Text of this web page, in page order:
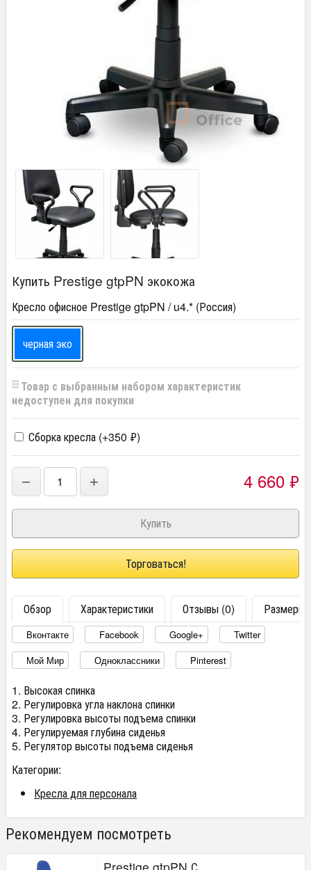
Купить Prestige gtpPN экокожа
Кресло офисное Prestige gtpPN / u4.* (Россия)
черная эко
Товар с выбранным набором характеристик
недоступен для покупки
Сборка кресла (+350 ₽)
− + 4 660 ₽
Торговаться!
Обзор Характеристики Отзывы (0) Размеры
Вконтакте Facebook Google+
Twitter
Мой Мир
Одноклассники Pinterest
1. Высокая спинка
2. Регулировка угла наклона спинки
3. Регулировка высоты подъема спинки
4. Регулируемая глубина сиденья
5. Регулятор высоты подъема сиденья
Категории:
Кресла для персонала
Рекомендуем посмотреть